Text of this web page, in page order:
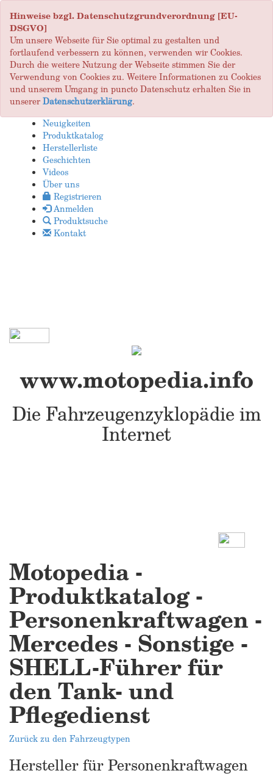
Hinweise bzgl. Datenschutzgrundverordnung [EU-
DSGVO]
Um unsere Webseite für Sie optimal zu gestalten und
fortlaufend verbessern zu können, verwenden wir Cookies.
Durch die weitere Nutzung der Webseite stimmen Sie der
Verwendung von Cookies zu. Weitere Informationen zu Cookies
und unserem Umgang in puncto Datenschutz erhalten Sie in
unsererDatenschutzerklärung.
Neuigkeiten
Produktkatalog
Herstellerliste
Geschichten
Videos
Über uns
Registrieren
Anmelden
Produktsuche
Kontakt
www.motopedia.info
Die Fahrzeugenzyklopädie im
Internet
Motopedia -
Produktkatalog -
Personenkraftwagen -
Mercedes - Sonstige -
SHELL-Führer für
den Tank- und
Pflegedienst
Zurück zu den Fahrzeugtypen
Hersteller für Personenkraftwagen